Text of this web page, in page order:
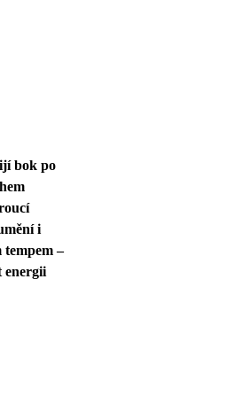
bok po
i
tempem –
energii